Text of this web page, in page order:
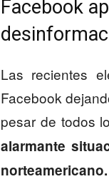
Facebook
Las recientes
Facebook
pesar de todos
alarmante
norteamericano.